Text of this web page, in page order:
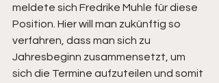
meldete sich Fredrike Muhle für diese
Position. Hier will man zukünftig so
verfahren, dass man sich zu
Jahresbeginn zusammensetzt, um
sich die Termine aufzuteilen und somit